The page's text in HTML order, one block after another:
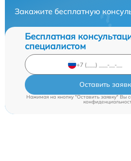
Закажите бесплатную
Бесплатная
специалистом
Оставить
Нажимая на кнопку "Оставить заявку" Вы